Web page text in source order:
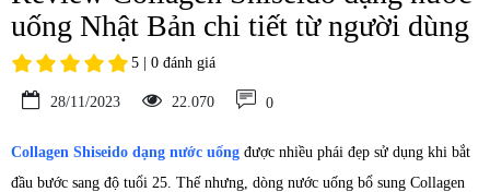
uống Nhật Bản chi tiết từ người dùng
5 | 0 đánh giá
28/11/2023 22.070 0
Collagen Shiseido dạng nước uống được nhiều phái đẹp sử dụng khi bắt
đầu bước sang độ tuổi 25. Thế nhưng, dòng nước uống bổ sung Collagen